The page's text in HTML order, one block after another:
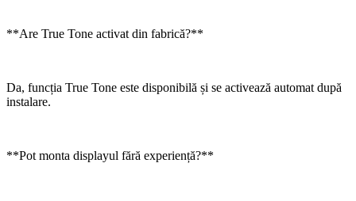
**Are True Tone activat din fabrică?**
Da, funcția True Tone este disponibilă și se activează automat după
instalare.
**Pot monta displayul fără experiență?**